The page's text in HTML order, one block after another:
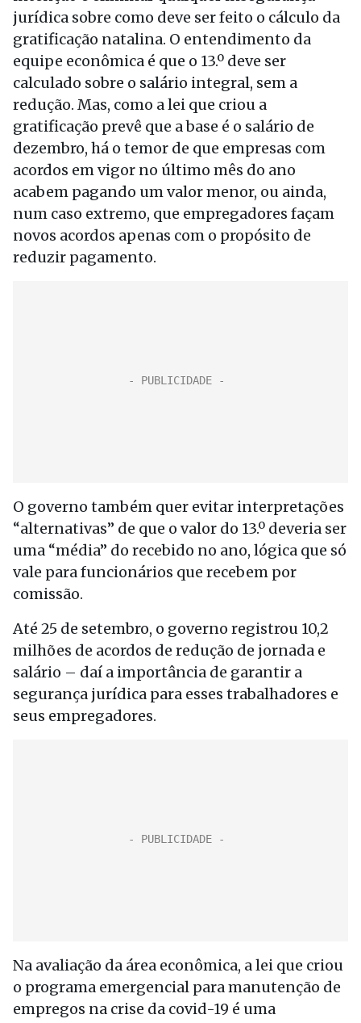
jurídica sobre como deve ser feito o cálculo da
gratificação natalina. O entendimento da
equipe econômica é que o 13.º deve ser
calculado sobre o salário integral, sem a
redução. Mas, como a lei que criou a
gratificação prevê que a base é o salário de
dezembro, há o temor de que empresas com
acordos em vigor no último mês do ano
acabem pagando um valor menor, ou ainda,
num caso extremo, que empregadores façam
novos acordos apenas com o propósito de
reduzir pagamento.
O governo também quer evitar interpretações
“alternativas” de que o valor do 13.º deveria ser
uma “média” do recebido no ano, lógica que só
vale para funcionários que recebem por
comissão.
Até 25 de setembro, o governo registrou 10,2
milhões de acordos de redução de jornada e
salário – daí a importância de garantir a
segurança jurídica para esses trabalhadores e
seus empregadores.
Na avaliação da área econômica, a lei que criou
o programa emergencial para manutenção de
empregos na crise da covid-19 é uma